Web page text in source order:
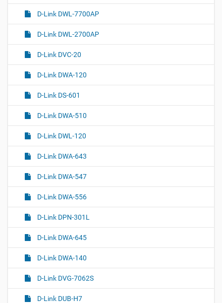
D-Link DWL-7700AP
D-Link DWL-2700AP
D-Link DVC-20
D-Link DWA-120
D-Link DS-601
D-Link DWA-510
D-Link DWL-120
D-Link DWA-643
D-Link DWA-547
D-Link DWA-556
D-Link DPN-301L
D-Link DWA-645
D-Link DWA-140
D-Link DVG-7062S
D-Link DUB-H7